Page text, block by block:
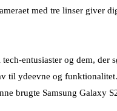
med tre linser giver
entusiaster og dem,
til ydeevne og
brugte Samsung Galaxy